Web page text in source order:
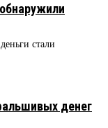
стали
денег